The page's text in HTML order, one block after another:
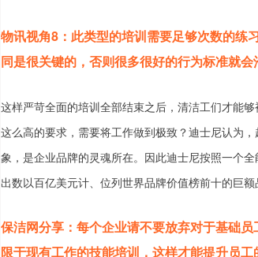
物讯视角8：此类型的培训需要足够次数的练
同是很关键的，否则很多很好的行为标准就会
这样严苛全面的培训全部结束之后，清洁工们才能
这么高的要求，需要将工作做到极致？迪士尼认为
象，是企业品牌的灵魂所在。因此迪士尼按照一个
出数以百亿美元计、位列世界品牌价值榜前十的巨额
保洁网分享：每个企业请不要放弃对于基础
限于现有工作的技能培训，这样才能提升员